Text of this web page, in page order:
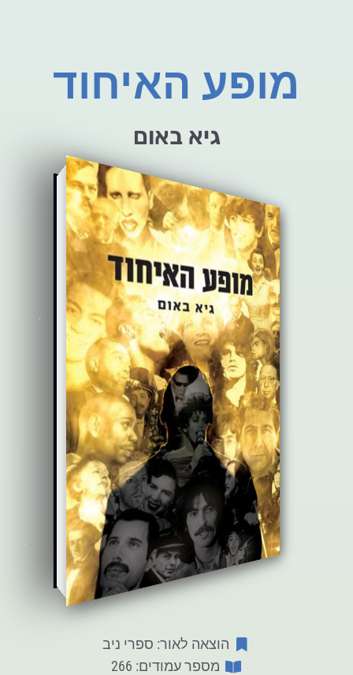
מופע האיחוד
גיא באום
הוצאה לאור: ספרי ניב
מספר עמודים: 266